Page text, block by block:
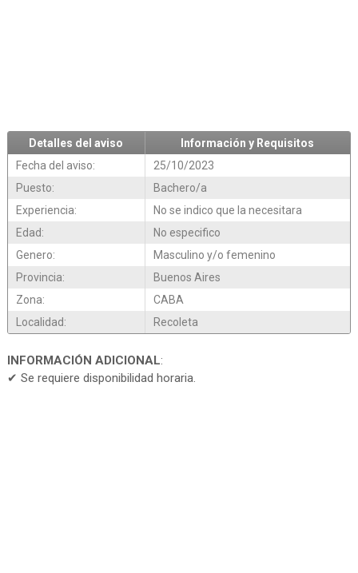
Detalles del aviso
Información y Requisitos
Fecha del aviso:
25/10/2023
Puesto:
Bachero/a
Experiencia:
No se indico que la necesitara
Edad:
No especifico
Genero:
Masculino y/o femenino
Provincia:
Buenos Aires
Zona:
CABA
Localidad:
Recoleta
INFORMACIÓN ADICIONAL:
✔ Se requiere disponibilidad horaria.